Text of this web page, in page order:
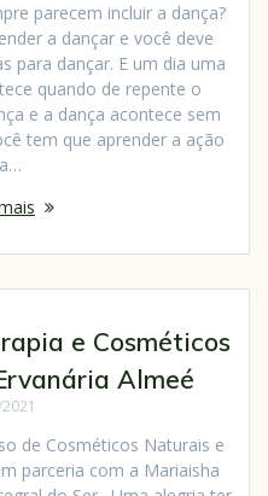
parecem incluir a dança?
a dançar e você deve
para dançar. E um dia uma
quando de repente o
e a dança acontece sem
tem que aprender a ação
e Cosméticos
Almeé
de Cosméticos Naturais e
parceria com a Mariaisha